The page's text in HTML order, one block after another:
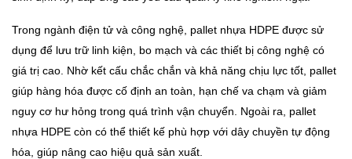
Trong ngành điện tử và công nghệ, pallet nhựa HDPE được sử
dụng để lưu trữ linh kiện, bo mạch và các thiết bị công nghệ có
giá trị cao. Nhờ kết cấu chắc chắn và khả năng chịu lực tốt, pallet
giúp hàng hóa được cố định an toàn, hạn chế va chạm và giảm
nguy cơ hư hỏng trong quá trình vận chuyển. Ngoài ra, pallet
nhựa HDPE còn có thể thiết kế phù hợp với dây chuyền tự động
hóa, giúp nâng cao hiệu quả sản xuất.